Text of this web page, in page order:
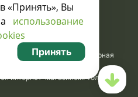
оптом. Рекламно-сувенирная
УНН 100873745, ООО
интернет-магазином. Только
«Принять», Вы
использование
Принять